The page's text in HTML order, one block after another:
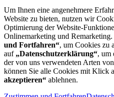
Um Ihnen eine angenehmere
Website zu bieten, nutzen wir
Optimierung der Website-
Onlinemarketing und
und Fortfahren“, um Cookies zu
auf „Datenschutzerklärung“, um
der von uns verwendeten Arten
können Sie alle Cookies mit Klick
akzeptieren“ ablehnen.